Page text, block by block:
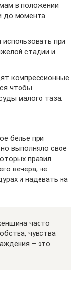
в положении
до момента
использовать при
стадии и
компрессионные
чтобы
малого таза.
белье при
выполняло свое
правил.
вечера, не
и надевать на
часто
чувства
– это